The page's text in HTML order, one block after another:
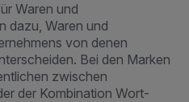
Waren und
dazu, Waren und
von denen
Bei den Marken
zwischen
der Kombination Wort-